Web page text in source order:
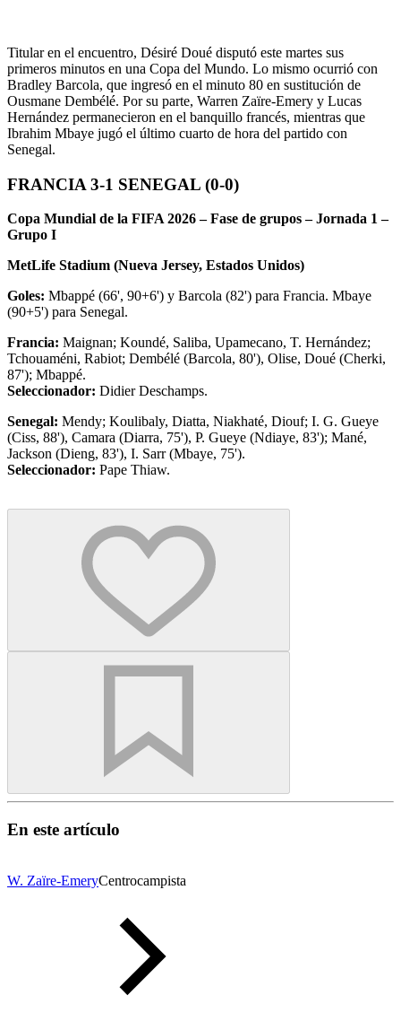
Titular en el encuentro, Désiré Doué disputó este martes sus
primeros minutos en una Copa del Mundo. Lo mismo ocurrió con
Bradley Barcola, que ingresó en el minuto 80 en sustitución de
Ousmane Dembélé. Por su parte, Warren Zaïre-Emery y Lucas
Hernández permanecieron en el banquillo francés, mientras que
Ibrahim Mbaye jugó el último cuarto de hora del partido con
Senegal.
FRANCIA 3-1 SENEGAL (0-0)
Copa Mundial de la FIFA 2026 – Fase de grupos – Jornada 1 –
Grupo I
MetLife Stadium (Nueva Jersey, Estados Unidos)
Goles: Mbappé (66', 90+6') y Barcola (82') para Francia. Mbaye
(90+5') para Senegal.
Francia: Maignan; Koundé, Saliba, Upamecano, T. Hernández;
Tchouaméni, Rabiot; Dembélé (Barcola, 80'), Olise, Doué (Cherki,
87'); Mbappé.
Seleccionador: Didier Deschamps.
Senegal: Mendy; Koulibaly, Diatta, Niakhaté, Diouf; I. G. Gueye
(Ciss, 88'), Camara (Diarra, 75'), P. Gueye (Ndiaye, 83'); Mané,
Jackson (Dieng, 83'), I. Sarr (Mbaye, 75').
Seleccionador: Pape Thiaw.
En este artículo
W. Zaïre-EmeryCentrocampista